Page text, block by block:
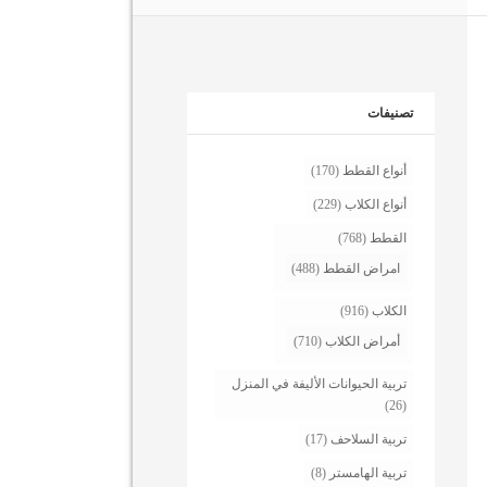
تصنيفات
أنواع القطط (170)
أنواع الكلاب (229)
القطط (768)
امراض القطط (488)
الكلاب (916)
أمراض الكلاب (710)
تربية الحيوانات الأليفة في المنزل
(26)
تربية السلاحف (17)
تربية الهامستر (8)